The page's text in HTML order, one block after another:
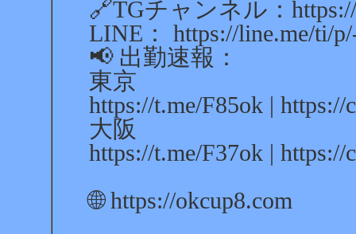
🔗TGチャンネル：
LINE： https://line.me/ti/
📢 出勤速報：
東京
https://t.me/F85ok | https://
大阪
https://t.me/F37ok | https://
🌐 https://okcup8.com